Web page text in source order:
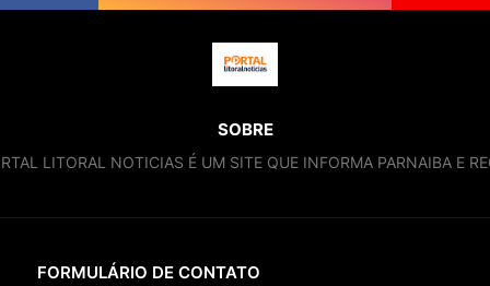
SOBRE
LITORAL NOTICIAS É UM SITE QUE INFORMA PARNAIBA E
FORMULÁRIO DE CONTATO